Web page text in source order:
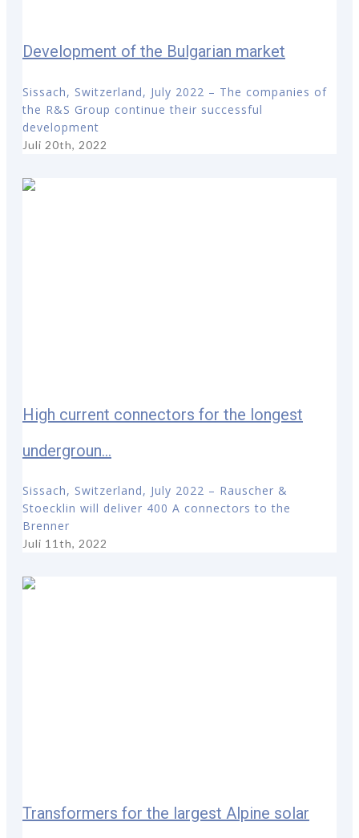
Development of the Bulgarian market
Sissach, Switzerland, July 2022 – The companies of
the R&S Group continue their successful
development
Juli 20th, 2022
High current connectors for the longest
undergroun...
Sissach, Switzerland, July 2022 – Rauscher &
Stoecklin will deliver 400 A connectors to the
Brenner
Juli 11th, 2022
Transformers for the largest Alpine solar